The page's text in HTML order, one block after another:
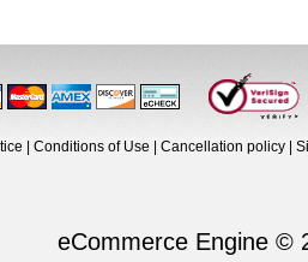
| Conditions of Use | Cancellation policy |
eCommerce Engine ©